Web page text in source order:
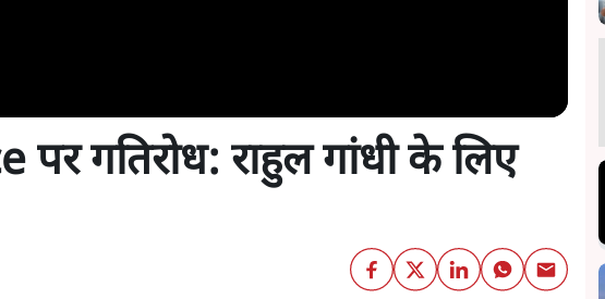
गतिरोध: राहुल गांधी के लिए